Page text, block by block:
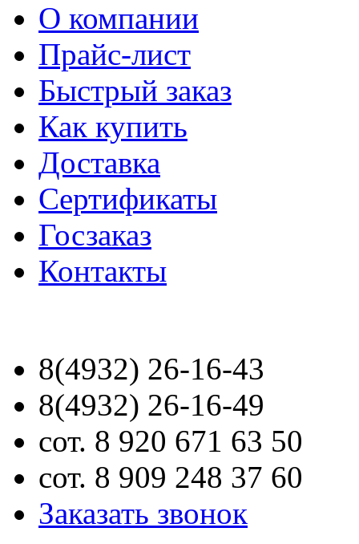
О компании
Прайс-лист
Быстрый заказ
Как купить
Доставка
Сертификаты
Госзаказ
Контакты
8(4932) 26-16-43
8(4932) 26-16-49
сот. 8 920 671 63 50
сот. 8 909 248 37 60
Заказать звонок